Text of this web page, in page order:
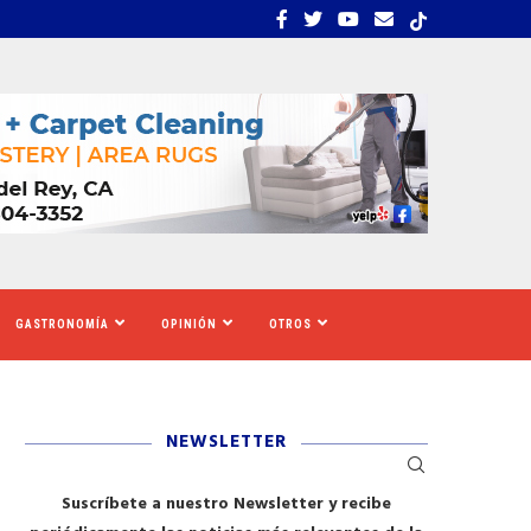
ESTRÉS, INCERTIDUMBRE Y MIEDO... CALIFORNIA SE
GASTRONOMÍA OPINIÓN OTROS
NEWSLETTER
Suscríbete a nuestro Newsletter y recibe